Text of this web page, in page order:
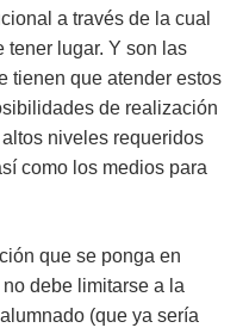
a través de la cual
tener lugar. Y son las
tienen que atender estos
de realización
niveles requeridos
como los medios para
que se ponga en
debe limitarse a la
(que ya sería